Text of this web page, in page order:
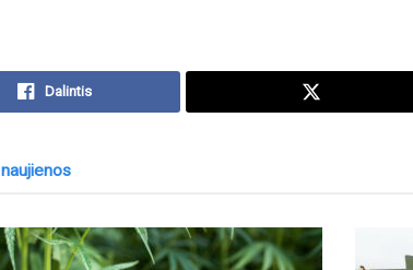
Dalintis
naujienos